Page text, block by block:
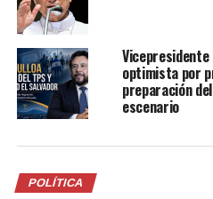
Christian Guevara: “Hay más
de 15 leyes hechas por los
diputados para favorecer a
los evasores»
20 abril, 2021
En «Política»
4
En
Vicepresidente
optimista por
preparación
escenario
POLÍTICA